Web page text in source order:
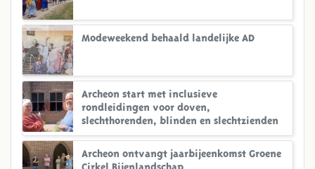
Modeweekend behaald landelijke AD
Archeon start met inclusieve
rondleidingen voor doven,
slechthorenden, blinden en slechtzienden
Archeon ontvangt jaarbijeenkomst Groene
Cirkel Bijenlandschap